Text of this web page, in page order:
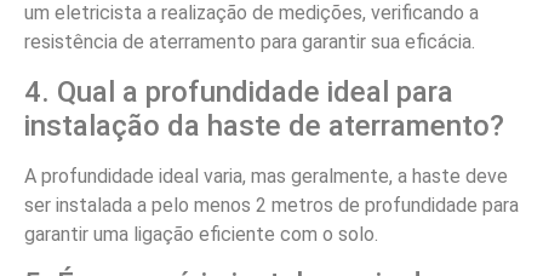
um eletricista a realização de medições, verificando a
resistência de aterramento para garantir sua eficácia.
4. Qual a profundidade ideal para
instalação da haste de aterramento?
A profundidade ideal varia, mas geralmente, a haste deve
ser instalada a pelo menos 2 metros de profundidade para
garantir uma ligação eficiente com o solo.